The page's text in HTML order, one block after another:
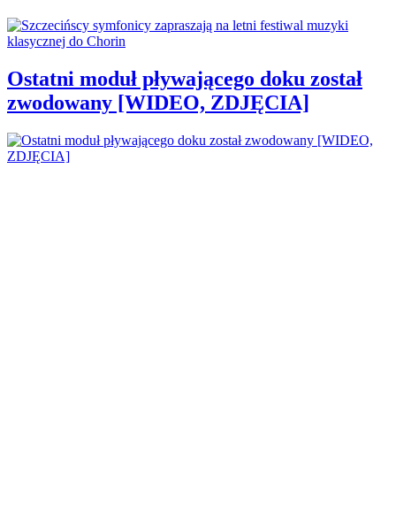
Ostatni moduł pływającego doku został
zwodowany [WIDEO, ZDJĘCIA]